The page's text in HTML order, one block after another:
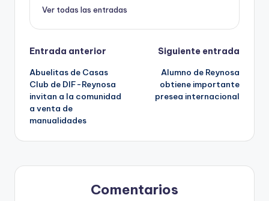
Ver todas las entradas
Navegación
de
entradas
Entrada anterior
Abuelitas de Casas
Club de DIF-Reynosa
invitan a la comunidad
a venta de
manualidades
Siguiente entrada
Alumno de Reynosa
obtiene importante
presea internacional
Comentarios